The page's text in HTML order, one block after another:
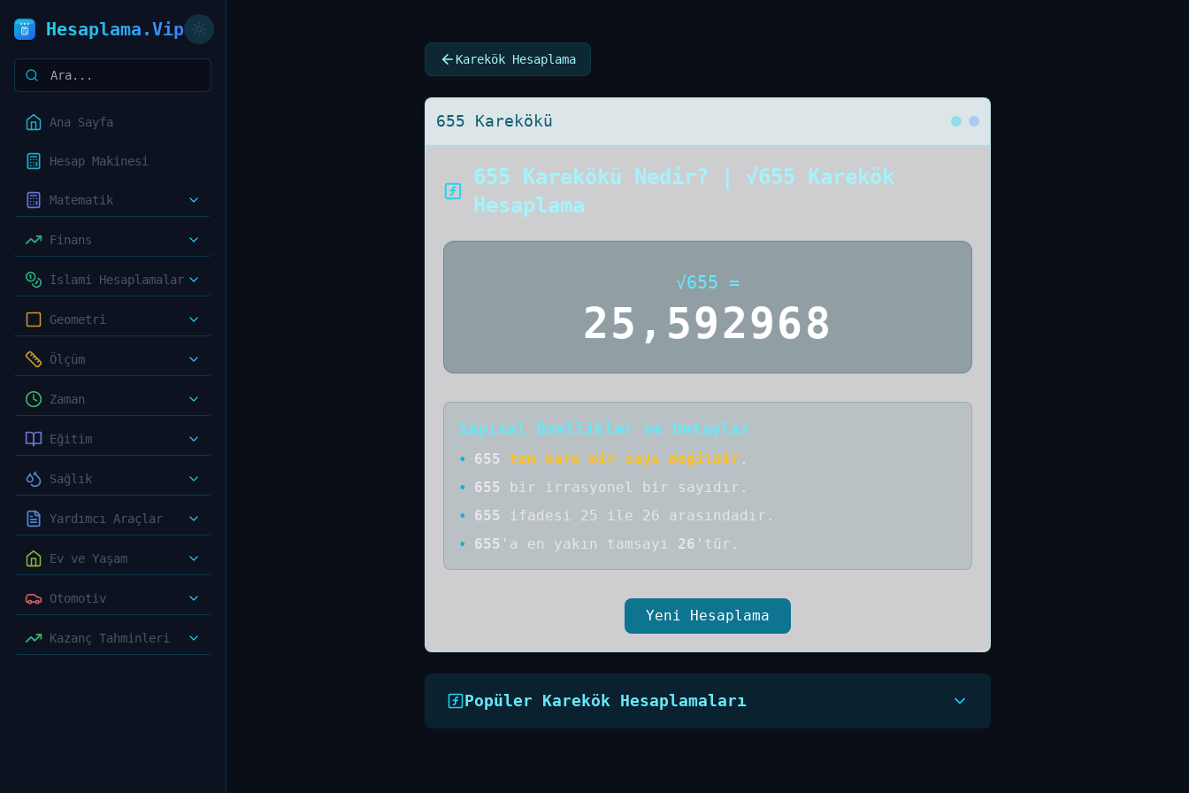
Hesaplama.Vip
Ana Sayfa
Hesap Makinesi
Matematik
Finans
İslami Hesaplamalar
Geometri
Ölçüm
Zaman
Eğitim
Sağlık
Yardımcı Araçlar
Ev ve Yaşam
Otomotiv
Kazanç Tahminleri
Karekök Hesaplama
655 Karekökü
655 Karekökü Nedir? | √655 Karekök
Hesaplama
√655 =
25,592968
Sayısal Özellikler ve Detaylar
• 655 tam kare bir sayı değildir .
•
655 bir irrasyonel bir sayıdır .
•
655
ifadesi 25 ile 26 arasındadır.
•
655 'a en yakın tamsayı 26 'tür.
Yeni Hesaplama
Popüler Karekök Hesaplamaları